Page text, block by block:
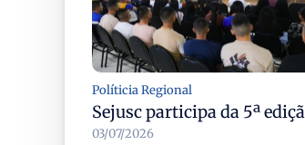
Políticia Regional
03/07/2026